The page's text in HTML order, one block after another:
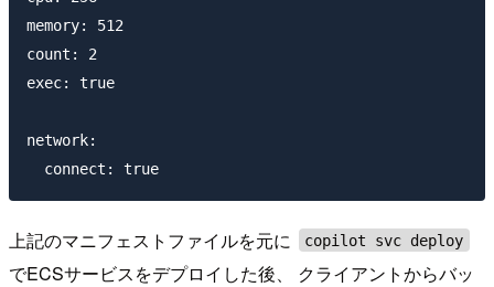
memory: 512
count: 2
exec: true
network:
上記のマニフェストファイルを元に copilot svc deploy
でECSサービスをデプロイした後、 クライアントからバッ